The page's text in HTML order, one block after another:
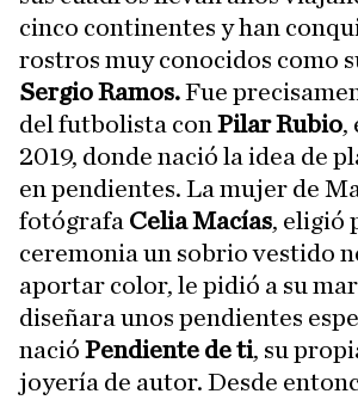
cinco continentes y han
rostros muy conocidos como
Sergio Ramos.Fue
del futbolista con Pilar Rubio,
2019, donde nació la idea de
en pendientes. La mujer de
fotógrafa Celia Macías, eligió
ceremonia un sobrio vestido
aportar color, le pidió a su
diseñara unos pendientes
nació Pendiente de ti, su
joyería de autor. Desde